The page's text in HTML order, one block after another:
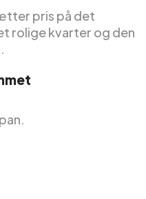
pris på det
rolige kvarter og den